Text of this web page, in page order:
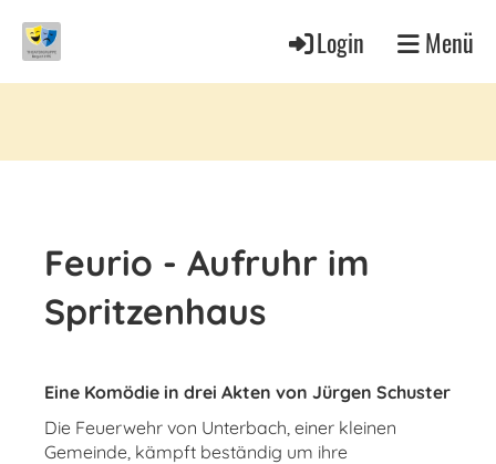
Login Menü
Feurio - Aufruhr im
Spritzenhaus
Eine Komödie in drei Akten von Jürgen Schuster
Die Feuerwehr von Unterbach, einer kleinen
Gemeinde, kämpft beständig um ihre